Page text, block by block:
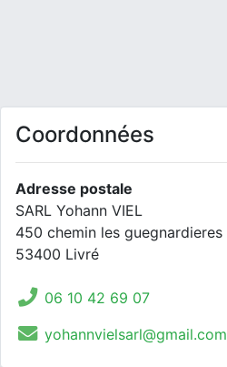
Coordonnées
Adresse postale
SARL Yohann VIEL
450 chemin les guegnardieres
53400 Livré
06 10 42 69 07
yohannvielsarl@gmail.com